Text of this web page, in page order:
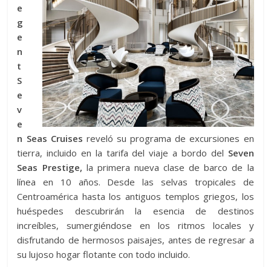
e
g
e
n
t
S
e
v
e
n Seas Cruises reveló su programa de excursiones en
tierra, incluido en la tarifa del viaje a bordo del Seven
Seas Prestige, la primera nueva clase de barco de la
línea en 10 años. Desde las selvas tropicales de
Centroamérica hasta los antiguos templos griegos, los
huéspedes descubrirán la esencia de destinos
increíbles, sumergiéndose en los ritmos locales y
disfrutando de hermosos paisajes, antes de regresar a
su lujoso hogar flotante con todo incluido.